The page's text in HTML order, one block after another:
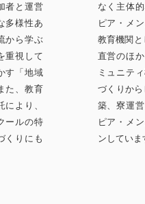
者と運営
多様性あ
から学ぶ
重視して
す「地域
た、教育
より、
ールの特
くりにも
なく主体
ピア・メ
教育機関
直営のほ
ミュニテ
づくりか
築、寮運
ピア・メ
ンしていま